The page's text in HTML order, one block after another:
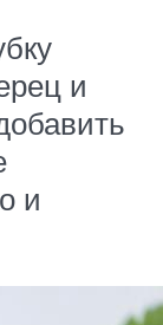
и
и